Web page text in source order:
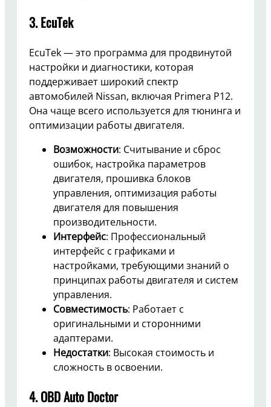
3.EcuTek
EcuTek — это программа для продвинутой
настройки и диагностики, которая
поддерживает широкий спектр
автомобилей Nissan, включая Primera P12.
Она чаще всего используется для тюнинга и
оптимизации работы двигателя.
Возможности: Считывание и сброс
ошибок, настройка параметров
двигателя, прошивка блоков
управления, оптимизация работы
двигателя для повышения
производительности.
Интерфейс: Профессиональный
интерфейс с графиками и
настройками, требующими знаний о
принципах работы двигателя и систем
управления.
Совместимость: Работает с
оригинальными и сторонними
адаптерами.
Недостатки: Высокая стоимость и
сложность в освоении.
4.OBD Auto Doctor